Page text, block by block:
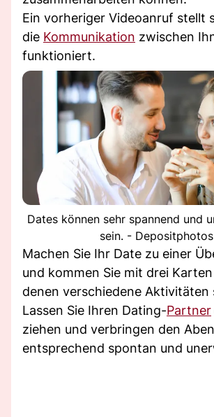
Ein vorheriger Videoanruf stellt
die Kommunikation zwischen
funktioniert.
Dates können sehr spannend und
sein. - Depositphotos
Machen Sie Ihr Date zu einer
und kommen Sie mit drei
denen verschiedene Aktivitäten
Lassen Sie Ihren Dating-Partner
ziehen und verbringen den
entsprechend spontan und